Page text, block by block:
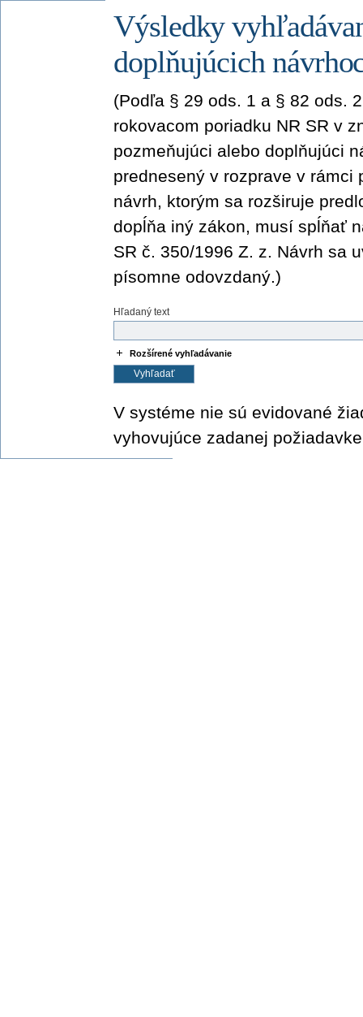
Výsledky
doplňujúcich
(Podľa § 29 ods. 1 a § 82 ods.
rokovacom poriadku NR SR v
pozmeňujúci alebo doplňujúci
prednesený v rozprave v rámci
návrh, ktorým sa rozširuje
dopĺňa iný zákon, musí spĺňať
SR č. 350/1996 Z. z. Návrh sa
písomne odovzdaný.)
Hľadaný text
Rozšírené vyhľadávanie
V systéme nie sú evidované
vyhovujúce zadanej